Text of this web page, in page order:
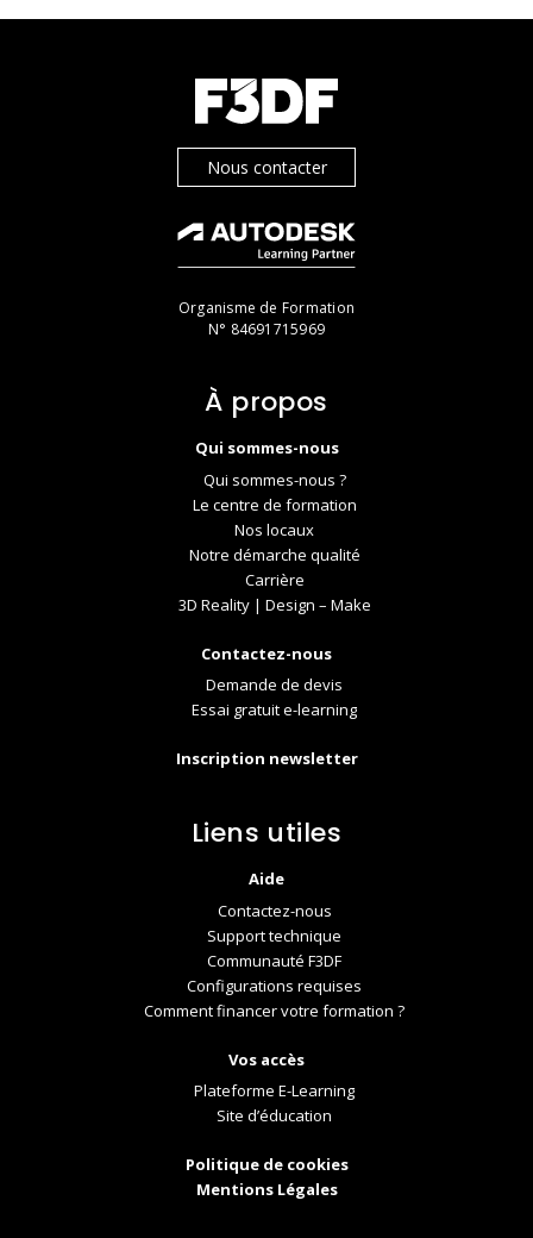
Nous contacter
Organisme de Formation
N° 84691715969
À propos
Qui sommes-nous
Qui sommes-nous ?
Le centre de formation
Nos locaux
Notre démarche qualité
Carrière
3D Reality | Design – Make
Contactez-nous
Demande de devis
Essai gratuit e-learning
Inscription newsletter
Liens utiles
Aide
Contactez-nous
Support technique
Communauté F3DF
Configurations requises
Comment financer votre formation ?
Vos accès
Plateforme E-Learning
Site d’éducation
Politique de cookies
Mentions Légales